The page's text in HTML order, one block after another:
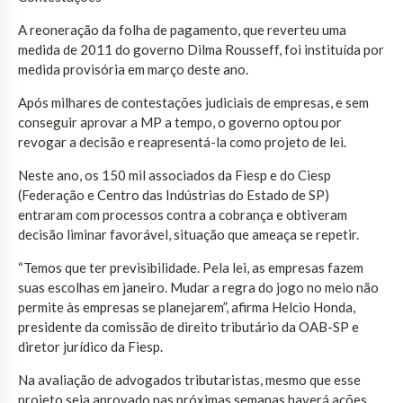
A reoneração da folha de pagamento, que reverteu uma
medida de 2011 do governo Dilma Rousseff, foi instituída por
medida provisória em março deste ano.
Após milhares de contestações judiciais de empresas, e sem
conseguir aprovar a MP a tempo, o governo optou por
revogar a decisão e reapresentá-la como projeto de lei.
Neste ano, os 150 mil associados da Fiesp e do Ciesp
(Federação e Centro das Indústrias do Estado de SP)
entraram com processos contra a cobrança e obtiveram
decisão liminar favorável, situação que ameaça se repetir.
“Temos que ter previsibilidade. Pela lei, as empresas fazem
suas escolhas em janeiro. Mudar a regra do jogo no meio não
permite às empresas se planejarem”, afirma Helcio Honda,
presidente da comissão de direito tributário da OAB-SP e
diretor jurídico da Fiesp.
Na avaliação de advogados tributaristas, mesmo que esse
projeto seja aprovado nas próximas semanas haverá ações